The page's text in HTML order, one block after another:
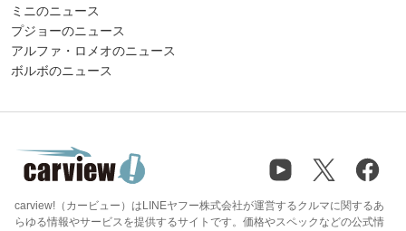
ミニのニュース
プジョーのニュース
アルファ・ロメオのニュース
ボルボのニュース
carview!（カービュー）はLINEヤフー株式会社が運営するクルマに関するあ
らゆる情報やサービスを提供するサイトです。価格やスペックなどの公式情